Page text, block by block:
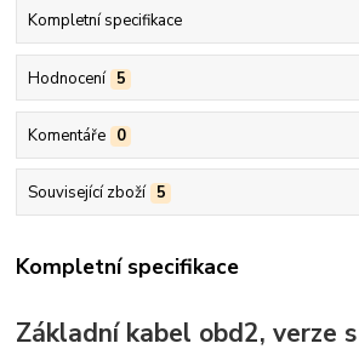
Kompletní specifikace
Hodnocení 5
Komentáře 0
Související zboží 5
Kompletní specifikace
Základní kabel obd2, verze